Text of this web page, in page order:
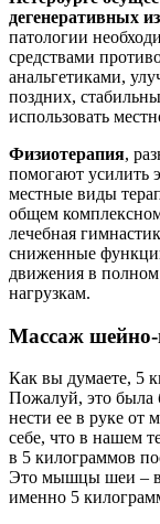
дегенеративных
патологии
средствами
анальгетиками,
поздних,
использовать
Физиотерапия,
помогают усилить
местные виды
общем
лечебная
сниженные
движения в полном
нагрузкам.
Массаж шейно-
Как вы думаете, 5
Пожалуй, это была
нести ее в руке от
себе, что в нашем
в 5 килограммов
Это мышцы шеи –
именно 5